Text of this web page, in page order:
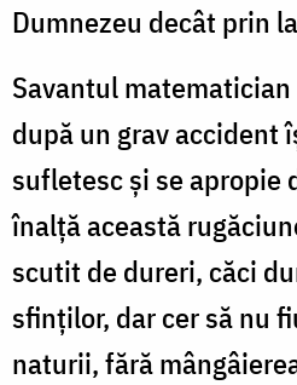
Dumnezeu decât prin
Savantul matematician
după un grav accident
sufletesc şi se apropie
înalţă această
scutit de dureri, căci
sfinţilor, dar cer să nu
naturii, fără